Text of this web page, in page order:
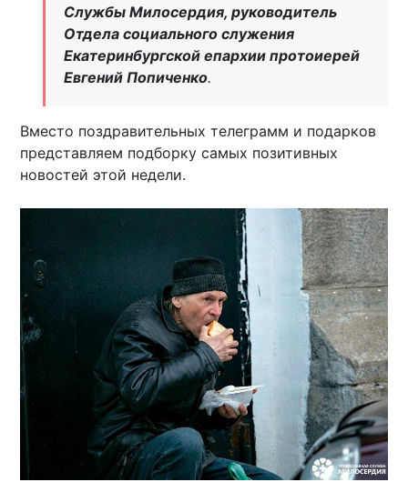
Службы Милосердия, руководитель
Отдела социального служения
Екатеринбургской епархии протоиерей
Евгений Попиченко.
Вместо поздравительных телеграмм и подарков
представляем подборку самых позитивных
новостей этой недели.